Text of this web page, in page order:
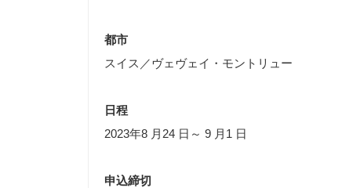
都市
スイス／ヴェヴェイ・モントリュー
日程
2023年8 月24 日～ 9 月1 日
申込締切